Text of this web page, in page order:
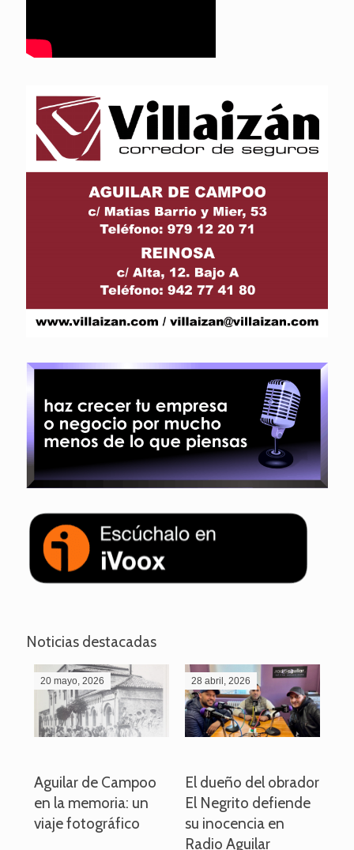
Noticias destacadas
20 mayo, 2026
Aguilar de Campoo
en la memoria: un
viaje fotográfico
28 abril, 2026
El dueño del obrador
El Negrito defiende
su inocencia en
Radio Aguilar